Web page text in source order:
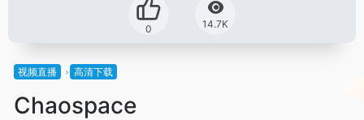
0 14.7K
视频直播 高清下载
Chaospace